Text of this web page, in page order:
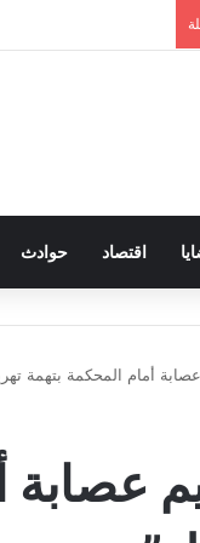
اقتصاد حوادث
أمام المحكمة بتهمة